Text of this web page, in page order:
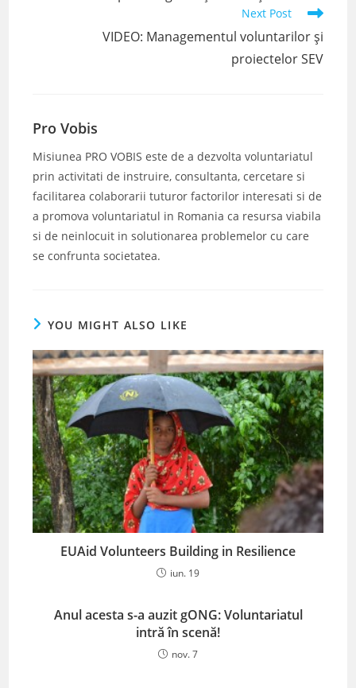
Next Post
VIDEO: Managementul voluntarilor și
proiectelor SEV
Pro Vobis
Misiunea PRO VOBIS este de a dezvolta voluntariatul
prin activitati de instruire, consultanta, cercetare si
facilitarea colaborarii tuturor factorilor interesati si de
a promova voluntariatul in Romania ca resursa viabila
si de neinlocuit in solutionarea problemelor cu care
se confrunta societatea.
YOU MIGHT ALSO LIKE
EUAid Volunteers Building in Resilience
iun. 19
Anul acesta s-a auzit gONG: Voluntariatul
intră în scenă!
nov. 7